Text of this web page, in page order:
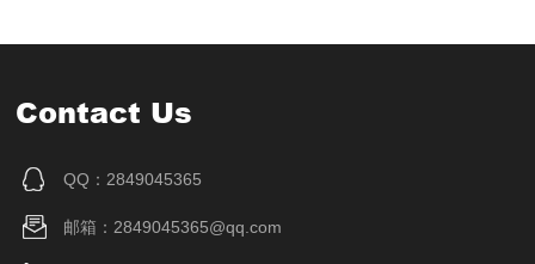
Contact Us
QQ：2849045365
邮箱：2849045365@qq.com